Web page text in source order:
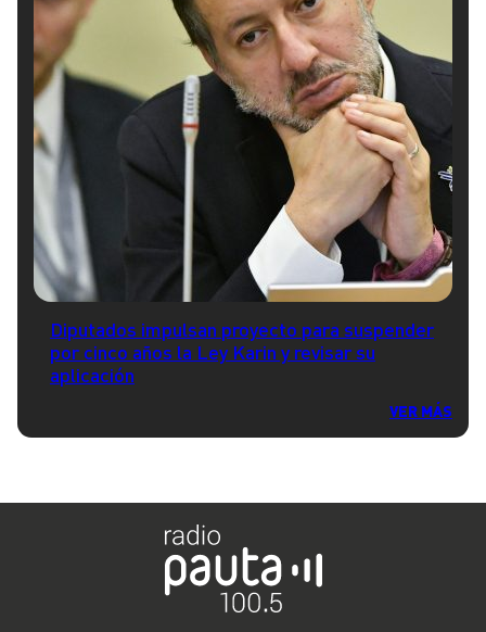
Diputados impulsan proyecto para suspender
por cinco años la Ley Karin y revisar su
aplicación
VER MÁS